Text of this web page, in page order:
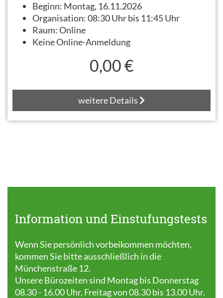
Beginn: Montag, 16.11.2026
Organisation:08:30 Uhr bis 11:45 Uhr
Raum:Online
Keine Online-Anmeldung
0,00 €
weitere Details
Information und Einstufungstests
Wenn Sie persönlich vorbeikommen möchten,
kommen Sie bitte ausschließlich in die
Münchenstraße 12.
Unsere Bürozeiten sind Montag bis Donnerstag
08.30 - 16.00 Uhr, Freitag von 08.30 bis 13.00 Uhr.